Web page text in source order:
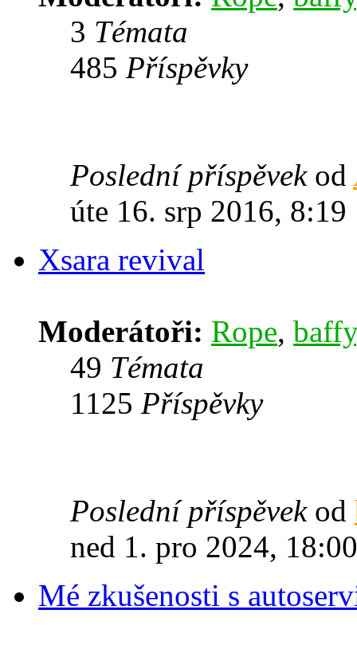
3 Témata
485 Příspěvky
Poslední příspěvekod
úte 16. srp 2016, 8:19
Xsara revival
Moderátoři: Rope, baffy
49 Témata
1125 Příspěvky
Poslední příspěvekod
ned 1. pro 2024, 18:00
Mé zkušenosti s